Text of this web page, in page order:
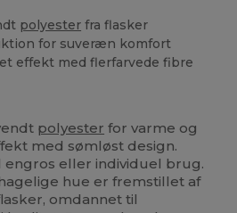
polyester fra flasker
for suveræn komfort
effekt med flerfarvede fibre
polyester for varme og
med sømløst design.
eller individuel brug.
hue er fremstillet af
omdannet til